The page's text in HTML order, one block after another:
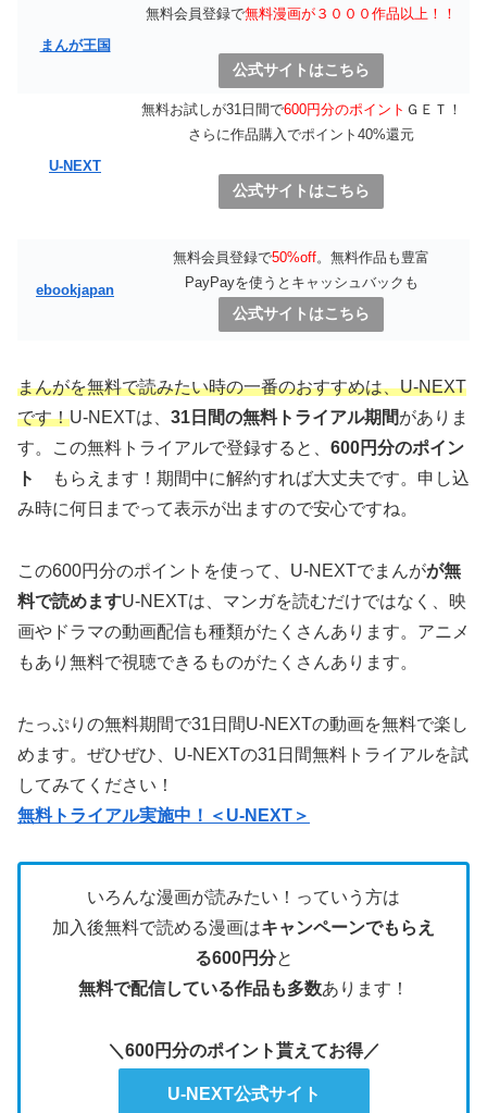
まんが王国
無料会員登録で無料漫画が３０００作品以上！！
公式サイトはこちら
U-NEXT
無料お試しが31日間で600円分のポイント ＧＥＴ！
さらに作品購入でポイント40%還元
公式サイトはこちら
ebookjapan
無料会員登録で50%off。無料作品も豊富
PayPayを使うとキャッシュバックも
公式サイトはこちら
まんがを無料で読みたい時の一番のおすすめは、U-NEXT
です！U-NEXTは、 31日間の無料トライアル期間がありま
す。この無料トライアルで登録すると、 600円分のポイン
ト
もらえます！期間中に解約すれば大丈夫です。申し込
み時に何日までって表示が出ますので安心ですね。
この600円分のポイントを使って、U-NEXTでまんがが無
料で読めますU-NEXTは、マンガを読むだけではなく、映
画やドラマの動画配信も種類がたくさんあります。アニメ
もあり無料で視聴できるものがたくさんあります。
たっぷりの無料期間で31日間U-NEXTの動画を無料で楽し
めます。ぜひぜひ、U-NEXTの31日間無料トライアルを試
してみてください！
無料トライアル実施中！＜U-NEXT＞
いろんな漫画が読みたい！っていう方は
加入後無料で読める漫画はキャンペーンでもらえ
る600円分と
無料で配信している作品も多数あります！
＼600円分のポイント貰えてお得／
U-NEXT公式サイト